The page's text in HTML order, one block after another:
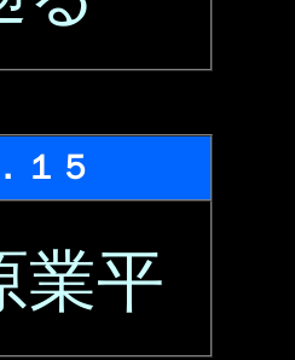
１５
業平